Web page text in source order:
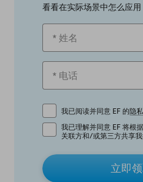
看看在实际场景中怎么应用
我已阅读并同意 EF 的隐
我已理解并同意 EF 将根
关联方和/或第三方共享我
立即